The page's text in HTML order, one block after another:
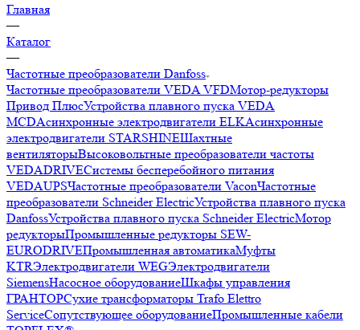
Главная
—
Каталог
—
Частотные преобразователи Danfoss
Частотные преобразователи VEDA VFDМотор-редукторы
Привод ПлюсУстройства плавного пуска VEDA
MCDАсинхронные электродвигатели ELKАсинхронные
электродвигатели STARSHINEШахтные
вентиляторыВысоковольтные преобразователи частоты
VEDADRIVEСистемы бесперебойного питания
VEDAUPSЧастотные преобразователи VaconЧастотные
преобразователи Schneider ElectricУстройства плавного пуска
DanfossУстройства плавного пуска Schneider ElectricМотор
редукторыПромышленные редукторы SEW-
EURODRIVEПромышленная автоматикаМуфты
KTRЭлектродвигатели WEGЭлектродвигатели
SiemensНасосное оборудованиеШкафы управления
ГРАНТОРСухие трансформаторы Trafo Elettro
ServiceСопутствующее оборудованиеПромышленные кабели